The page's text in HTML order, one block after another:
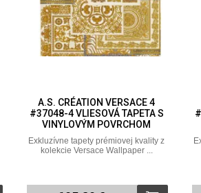
A.S. CRÉATION VERSACE 4
#37048-4 VLIESOVÁ TAPETA S
VINYLOVÝM POVRCHOM
Exkluzívne tapety prémiovej kvality z
kolekcie Versace Wallpaper ...